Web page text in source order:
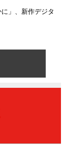
」、新作デジタ